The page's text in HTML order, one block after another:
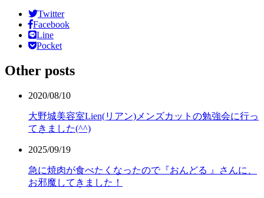
Twitter
Facebook
Line
Pocket
Other posts
2020/08/10
大野城美容室Lien(リアン)メンズカットの勉強会に行っ
てきました(^^)
2025/09/19
急に焼肉が食べたくなったので『おんどる 』さんに、
お邪魔してきました！